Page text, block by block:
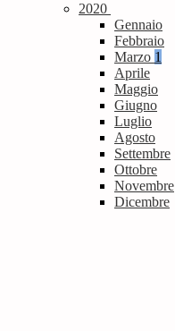
2020
Gennaio
Febbraio
Marzo 1
Aprile
Maggio
Giugno
Luglio
Agosto
Settembre
Ottobre
Novembre
Dicembre